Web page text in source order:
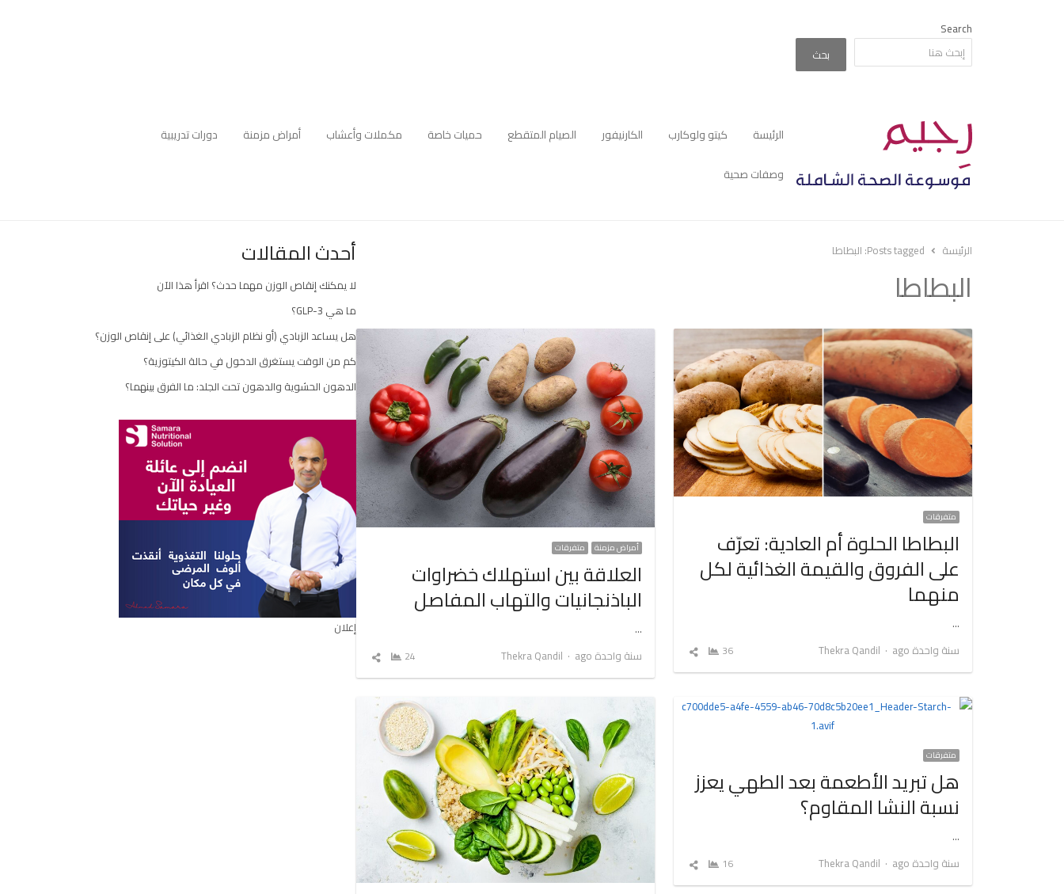
Search
بحث
الرئيسة كيتو ولوكارب الكارنيفور الصيام المتقطع حميات خاصة مكملات وأعشاب أمراض مزمنة
دورات تدريبية
وصفات صحية
الرئيسة Posts tagged: البطاطا
البطاطا
متفرقات
البطاطا الحلوة أم العادية: تعرّف
على الفروق والقيمة الغذائية لكل
منهما
…
سنة واحدة ago
Author
Thekra Qandil
36
شارك
أمراض مزمنة متفرقات
العلاقة بين استهلاك خضراوات
الباذنجانيات والتهاب المفاصل
…
سنة واحدة ago
Author
Thekra Qandil
24
شارك
متفرقات
هل تبريد الأطعمة بعد الطهي يعزز
نسبة النشا المقاوم؟
…
سنة واحدة ago
Author
Thekra Qandil
16
شارك
أحدث المقالات
لا يمكنك إنقاص الوزن مهما حدث؟ اقرأ هذا الآن
ما هي GLP-3؟
هل يساعد الزبادي (أو نظام الزبادي الغذائي) على إنقاص الوزن؟
كم من الوقت يستغرق الدخول في حالة الكيتوزية؟
الدهون الحشوية والدهون تحت الجلد: ما الفرق بينهما؟
إعلان